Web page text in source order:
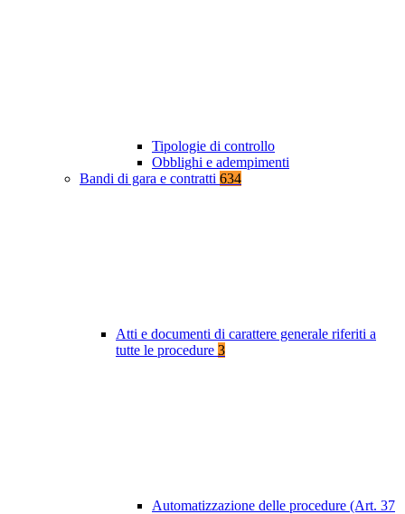
Tipologie di controllo
Obblighi e adempimenti
Bandi di gara e contratti 634
Atti e documenti di carattere generale riferiti a
tutte le procedure 3
Automatizzazione delle procedure (Art. 37